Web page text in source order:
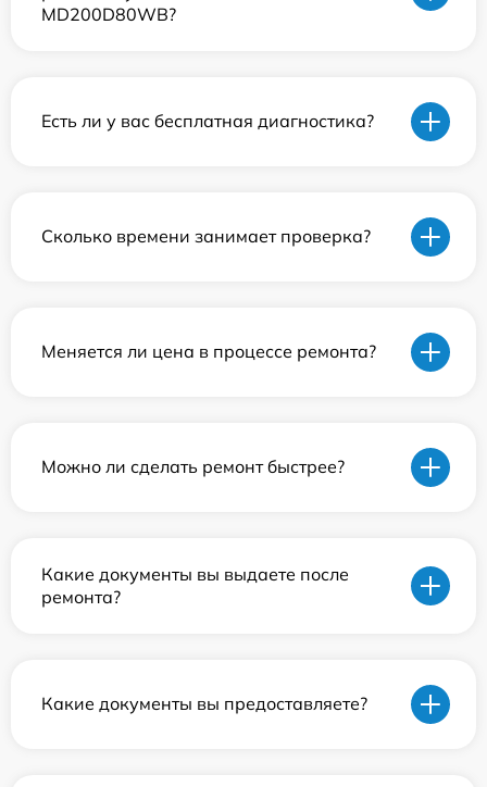
MD200D80WB?
Есть ли у вас бесплатная диагностика?
Сколько времени занимает проверка?
Меняется ли цена в процессе ремонта?
Можно ли сделать ремонт быстрее?
Какие документы вы выдаете после
ремонта?
Какие документы вы предоставляете?